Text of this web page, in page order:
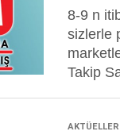
8-9 n
sizlerle
Takip
AKTÜELLER